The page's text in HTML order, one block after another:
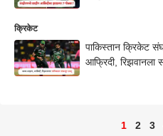
क्रिकेट
पाकिस्तान क्रिकेट
आफ्रिदी, रिझवानला
1 2 3